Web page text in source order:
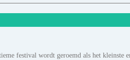
festival wordt geroemd als het kleinste